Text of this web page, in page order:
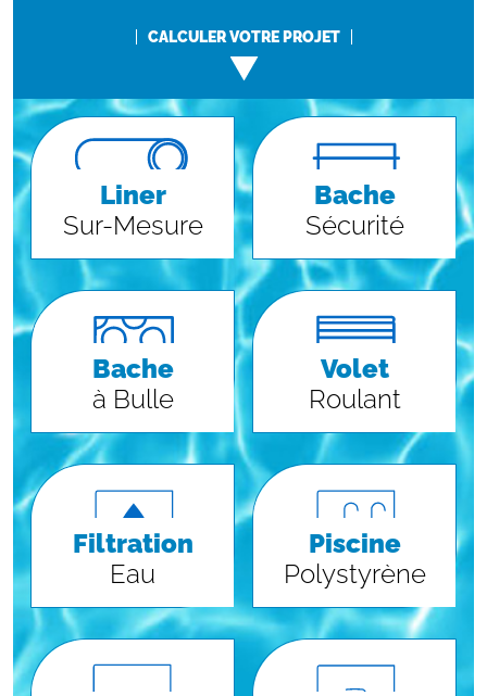
CALCULER VOTRE PROJET
Liner
Sur-Mesure
Bache
Sécurité
Bache
à Bulle
Volet
Roulant
Filtration
Eau
Piscine
Polystyrène